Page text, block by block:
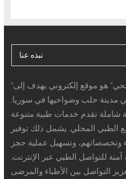
نبذه عنا
“أطباء حلب للتعاون الصحي” هو موقع إلكتروني يهدف إلى
مدينة حلب وضواحيها في سوريا.
شاملة تقدم خدمات طبية متنوعة
الطبي المحلي. يشمل ذلك توفير
وتخصصاتهم، وتسهيل عملية حجز
آمنة للتواصل الطبي عبر الإنترنت.
التواصل بين الأطباء والمرضى